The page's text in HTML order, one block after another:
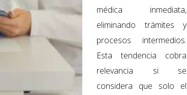
médica inmediata,
eliminando trámites y
procesos intermedios.
Esta tendencia cobra
relevancia si se
considera que solo el